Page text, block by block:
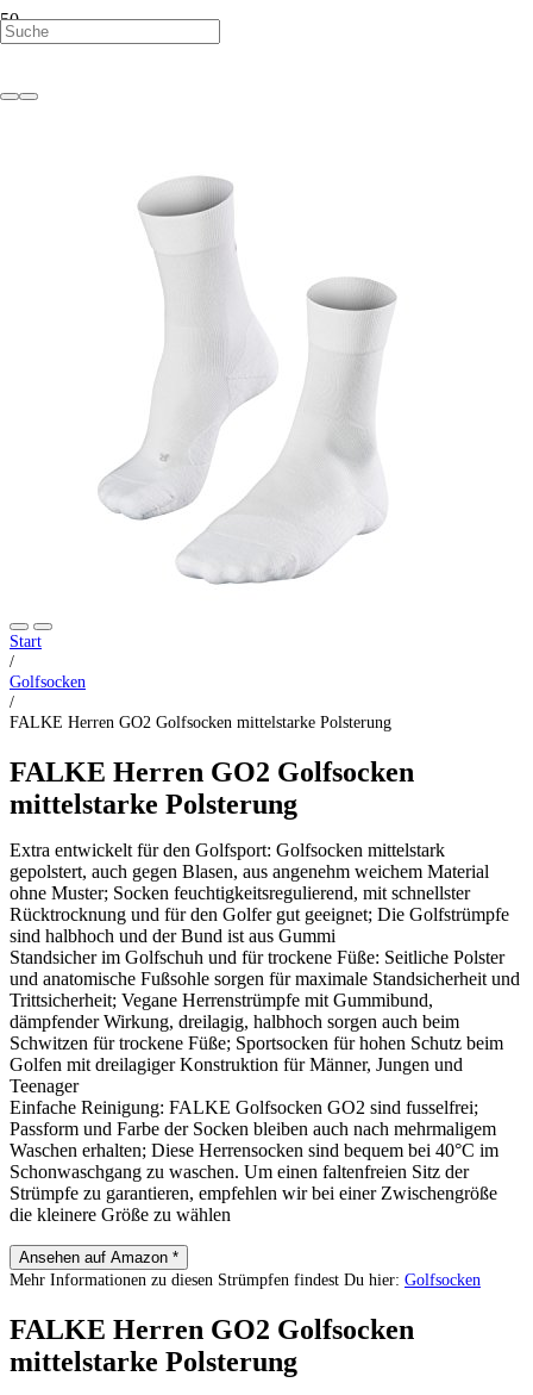
Start
/
Golfsocken
/
FALKE Herren GO2 Golfsocken mittelstarke Polsterung
FALKE Herren GO2 Golfsocken
mittelstarke Polsterung
Extra entwickelt für den Golfsport: Golfsocken mittelstark
gepolstert, auch gegen Blasen, aus angenehm weichem Material
ohne Muster; Socken feuchtigkeitsregulierend, mit schnellster
Rücktrocknung und für den Golfer gut geeignet; Die Golfstrümpfe
sind halbhoch und der Bund ist aus Gummi
Standsicher im Golfschuh und für trockene Füße: Seitliche Polster
und anatomische Fußsohle sorgen für maximale Standsicherheit und
Trittsicherheit; Vegane Herrenstrümpfe mit Gummibund,
dämpfender Wirkung, dreilagig, halbhoch sorgen auch beim
Schwitzen für trockene Füße; Sportsocken für hohen Schutz beim
Golfen mit dreilagiger Konstruktion für Männer, Jungen und
Teenager
Einfache Reinigung: FALKE Golfsocken GO2 sind fusselfrei;
Passform und Farbe der Socken bleiben auch nach mehrmaligem
Waschen erhalten; Diese Herrensocken sind bequem bei 40°C im
Schonwaschgang zu waschen. Um einen faltenfreien Sitz der
Strümpfe zu garantieren, empfehlen wir bei einer Zwischengröße
die kleinere Größe zu wählen
Ansehen auf Amazon *
Mehr Informationen zu diesen Strümpfen findest Du hier: Golfsocken
FALKE Herren GO2 Golfsocken
mittelstarke Polsterung